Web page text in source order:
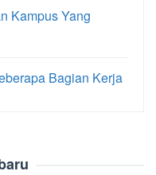
Kampus Yang
Bagian Kerja